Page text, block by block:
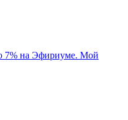
7% на Эфириуме. Мой